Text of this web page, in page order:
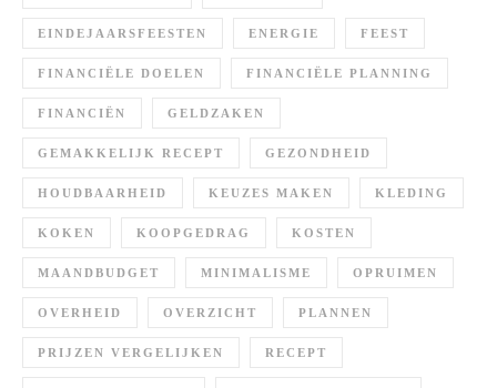
EINDEJAARSFEESTEN ENERGIE FEEST
FINANCIËLE DOELEN FINANCIËLE PLANNING
FINANCIËN GELDZAKEN
GEMAKKELIJK RECEPT GEZONDHEID
HOUDBAARHEID KEUZES MAKEN KLEDING
KOKEN KOOPGEDRAG KOSTEN
MAANDBUDGET MINIMALISME OPRUIMEN
OVERHEID OVERZICHT PLANNEN
PRIJZEN VERGELIJKEN RECEPT